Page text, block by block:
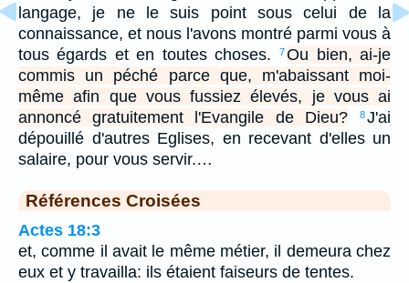
langage, je ne le suis point sous celui de la
connaissance, et nous l'avons montré parmi vous à
tous égards et en toutes choses.
7Ou bien, ai-je
commis un péché parce que, m'abaissant moi-
même afin que vous fussiez élevés, je vous ai
annoncé gratuitement l'Evangile de Dieu?
8J'ai
dépouillé d'autres Eglises, en recevant d'elles un
salaire, pour vous servir.…
Références Croisées
Actes 18:3
et, comme il avait le même métier, il demeura chez
eux et y travailla: ils étaient faiseurs de tentes.